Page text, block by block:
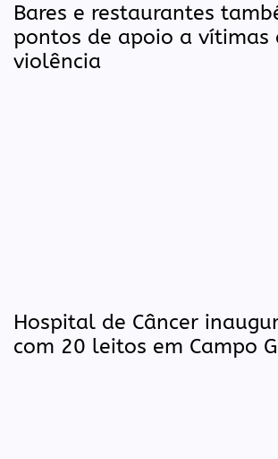
Bares e restaurantes
pontos de apoio a vítimas
violência
Hospital de Câncer
com 20 leitos em Campo